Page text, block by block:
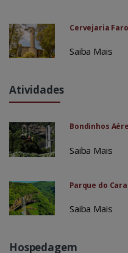
Cervejaria
Saiba Mais
Atividades
Bondinhos
Saiba Mais
Parque do
Saiba Mais
Hospedagem